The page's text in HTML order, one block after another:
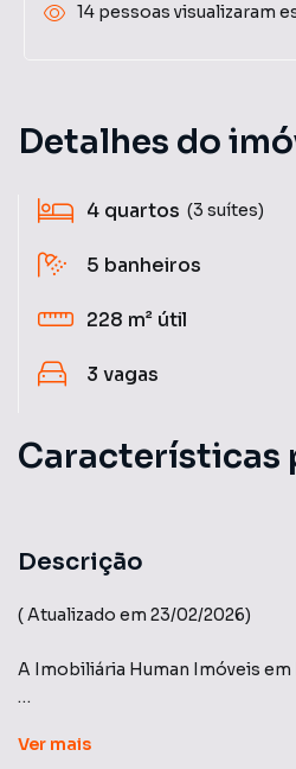
Detalhes do
4 quartos (3 suítes)
5 banheiros
228 m² útil
3 vagas
Características
Hidromassagem
Sala de Academia
Piscina Aquecida
Descrição
( Atualizado em 23/02/2026)
A Imobiliária Human Imóveis
Ver mais
14 pessoas visualizaram